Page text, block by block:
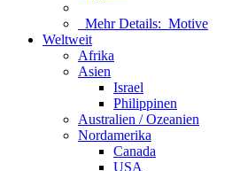
Mehr Details: Motive
Weltweit
Afrika
Asien
Israel
Philippinen
Australien / Ozeanien
Nordamerika
Canada
USA